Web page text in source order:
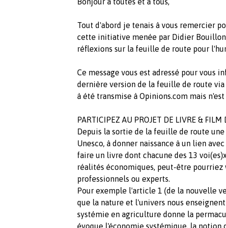
Tout d'abord je tenais à vous remercier
cette initiative menée par Didier Bouillon
réflexions sur la feuille de route pour
Ce message vous est adressé pour vous
dernière version de la feuille de route
à été transmise à Opinions.com mais
PARTICIPEZ AU PROJET DE LIVRE & FILM
Depuis la sortie de la feuille de route
Unesco, à donner naissance à un lien
faire un livre dont chacune des 13
réalités économiques, peut-être pourriez
professionnels ou experts.
Pour exemple l'article 1 (de la nouvelle
que la nature et l'univers nous
systémie en agriculture donne la
évoque l'économie systémique, la notion